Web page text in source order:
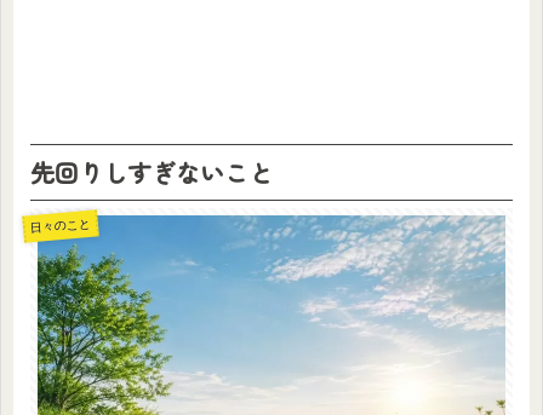
先回りしすぎないこと
日々のこと